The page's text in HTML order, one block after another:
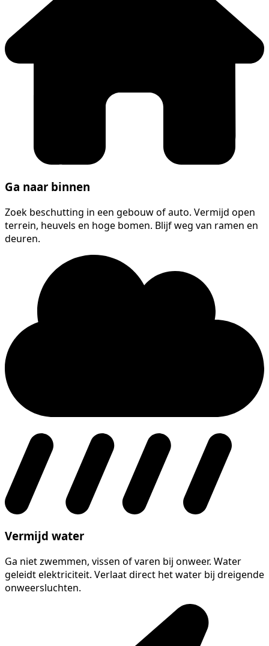
Ga naar binnen
Zoek beschutting in een gebouw of auto. Vermijd open
terrein, heuvels en hoge bomen. Blijf weg van ramen en
deuren.
Vermijd water
Ga niet zwemmen, vissen of varen bij onweer. Water
geleidt elektriciteit. Verlaat direct het water bij dreigende
onweersluchten.